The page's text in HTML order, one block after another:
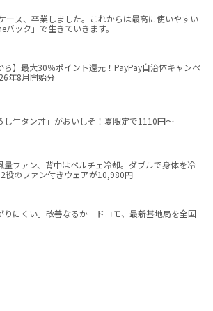
ース、卒業しました。これからは最高に使いやすい
バック」で生きていきます。
ら】最大30％ポイント還元！PayPay自治体キャンペ
年8月開始分
し牛タン丼」がおいしそ！夏限定で1110円～
量ファン、背中はペルチェ冷却。ダブルで身体を冷
役のファン付きウェアが10,980円
りにくい」改善なるか ドコモ、最新基地局を全国